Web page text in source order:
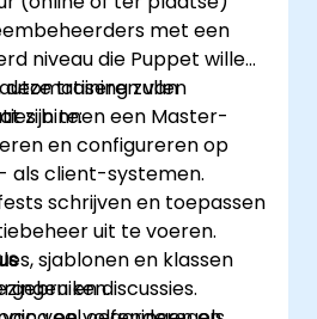
met een
niveau die Puppet willen
van
binnen een Master-
training zullen
zijn te:
en configureren op
als client-systemen.
schrijven en toepassen
uit te voeren.
sjablonen en klassen
en discussies.